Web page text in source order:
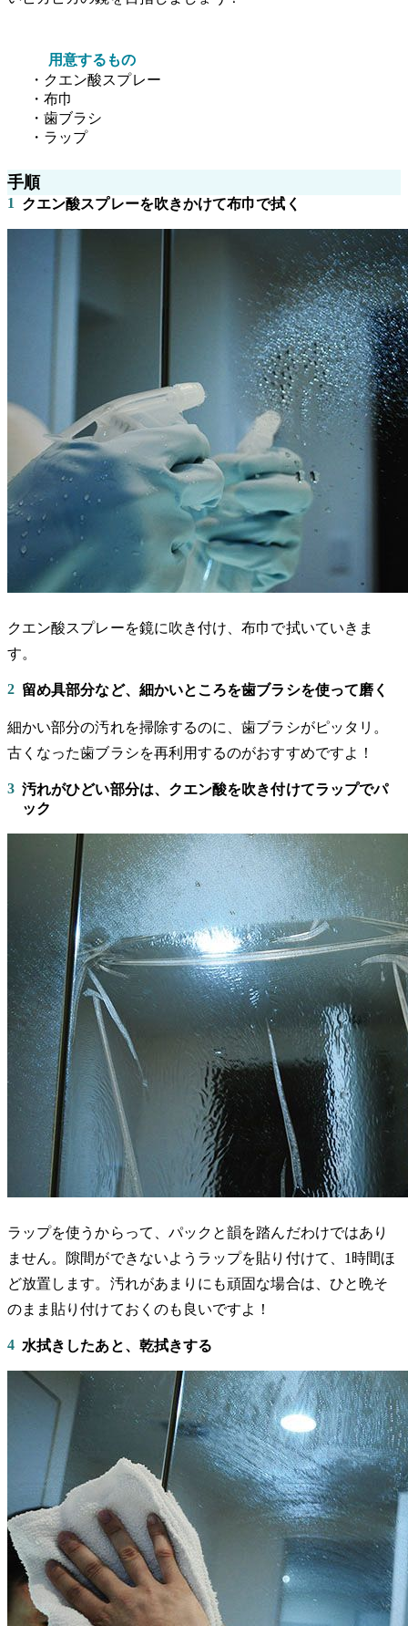
用意するもの
・クエン酸スプレー
・布巾
・歯ブラシ
・ラップ
手順
1 クエン酸スプレーを吹きかけて布巾で拭く
クエン酸スプレーを鏡に吹き付け、布巾で拭いていきま
す。
2 留め具部分など、細かいところを歯ブラシを使って磨く
細かい部分の汚れを掃除するのに、歯ブラシがピッタリ。
古くなった歯ブラシを再利用するのがおすすめですよ！
3 汚れがひどい部分は、クエン酸を吹き付けてラップでパ
ック
ラップを使うからって、パックと韻を踏んだわけではあり
ません。隙間ができないようラップを貼り付けて、1時間ほ
ど放置します。汚れがあまりにも頑固な場合は、ひと晩そ
のまま貼り付けておくのも良いですよ！
4 水拭きしたあと、乾拭きする